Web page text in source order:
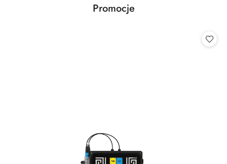
Pomiń karuzelę produktów
Produkty
Promocje